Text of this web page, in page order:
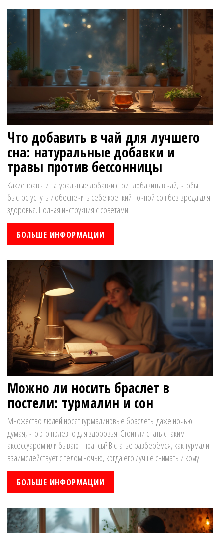
Что добавить в чай для лучшего
сна: натуральные добавки и
травы против бессонницы
Какие травы и натуральные добавки стоит добавить в чай, чтобы
быстро уснуть и обеспечить себе крепкий ночной сон без вреда для
здоровья. Полная инструкция с советами.
БОЛЬШЕ ИНФОРМАЦИИ
Можно ли носить браслет в
постели: турмалин и сон
Множество людей носят турмалиновые браслеты даже ночью,
думая, что это полезно для здоровья. Стоит ли спать с таким
аксессуаром или бывают нюансы? В статье разберёмся, как турмалин
взаимодействует с телом ночью, когда его лучше снимать и кому
ночное ношение всё-таки подходит. Расскажем о простых правилах
ухода и интересных особенностях этих браслетов.
БОЛЬШЕ ИНФОРМАЦИИ